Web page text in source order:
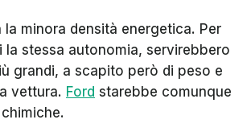
la minora densità energetica. Per
la stessa autonomia, servirebbero
grandi, a scapito però di peso e
vettura. Ford starebbe comunque